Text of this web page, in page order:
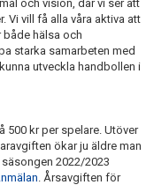
och vision, där vi ser att
Vi vill få alla våra aktiva att
hälsa och
starka samarbeten med
utveckla handbollen i
kr per spelare. Utöver
ökar ju äldre man
2022/2023
. Årsavgiften för